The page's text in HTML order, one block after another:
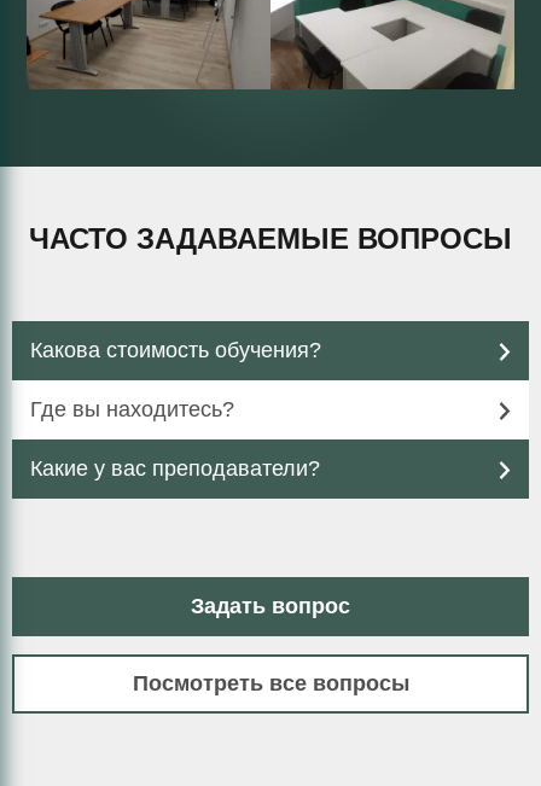
ЧАСТО ЗАДАВАЕМЫЕ ВОПРОСЫ
Какова стоимость обучения?
Где вы находитесь?
Какие у вас преподаватели?
Задать вопрос
Посмотреть все вопросы